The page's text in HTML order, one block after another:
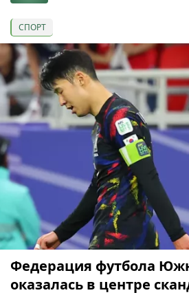
СПОРТ
Федерация футбола
оказалась в центре